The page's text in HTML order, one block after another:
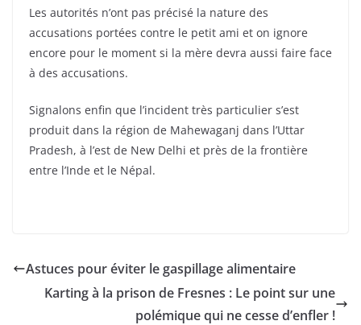
Les autorités n’ont pas précisé la nature des
accusations portées contre le petit ami et on ignore
encore pour le moment si la mère devra aussi faire face
à des accusations.
Signalons enfin que l’incident très particulier s’est
produit dans la région de Mahewaganj dans l’Uttar
Pradesh, à l’est de New Delhi et près de la frontière
entre l’Inde et le Népal.
Astuces pour éviter le gaspillage alimentaire
Karting à la prison de Fresnes : Le point sur une
polémique qui ne cesse d’enfler !